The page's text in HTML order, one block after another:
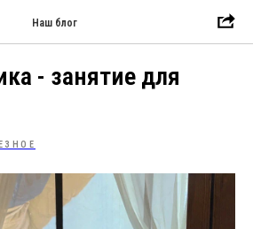
Наш блог
- занятие для